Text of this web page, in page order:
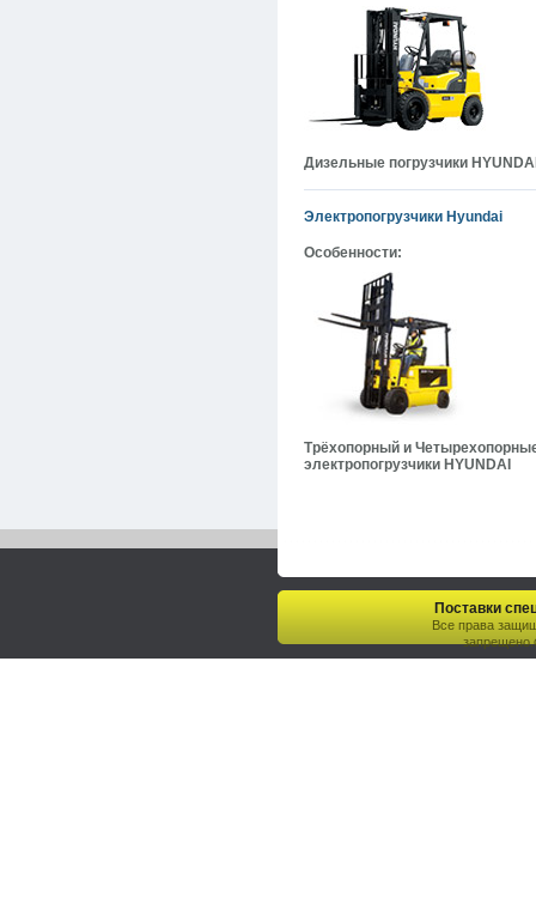
Дизельные погрузчики
Электропогрузчики Hyundai
Особенности:
Трёхопорный и
электропогрузчики HYUNDAI
Поставки
Все права
запрещено.